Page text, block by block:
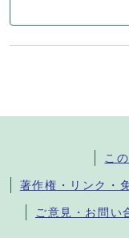
こ
著作権・リンク・
ご意見・お問い